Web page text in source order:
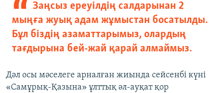
Заңсыз ереуілдің салдарынан 2
мыңға жуық адам жұмыстан босатылды.
Бұл біздің азаматтарымыз, олардың
тағдырына бей-жай қарай алмаймыз.
Дәл осы мәселеге арналған жиында сейсенбі күні
«Самұрық-Қазына» ұлттық әл-ауқат қор